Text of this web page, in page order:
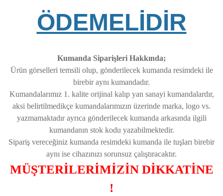
ÖDEMELİDİR
Kumanda Siparişleri Hakkında;
Ürün görselleri temsili olup, gönderilecek kumanda resimdeki ile
birebir aynı kumandadır.
Kumandalarımız 1. kalite orijinal kalıp yan sanayi kumandalardır,
aksi belirtilmedikçe kumandalarımızın üzerinde marka, logo vs.
yazmamaktadır ayrıca gönderilecek kumanda arkasında ilgili
kumandanın stok kodu yazabilmektedir.
Sipariş vereceğiniz kumanda resimdeki kumanda ile tuşları birebir
aynı ise cihazınızı sorunsuz çalıştıracaktır.
MÜŞTERİLERİMİZİN DİKKATİNE
!